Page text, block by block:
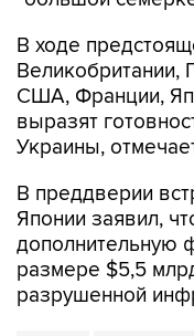
В ходе
Великобритании,
США, Франции,
выразят
Украины,
В преддверии
Японии заявил,
дополнительную
размере $5,5
разрушенной